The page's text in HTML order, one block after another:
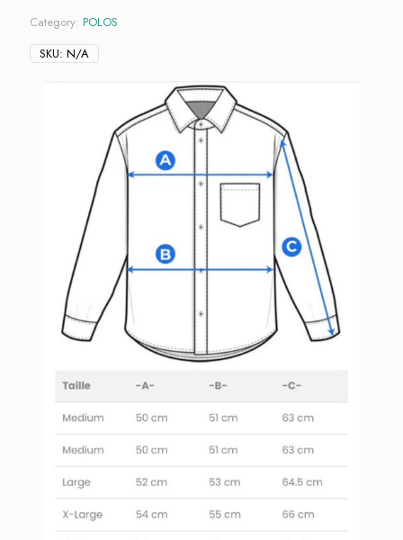
Category: POLOS
SKU: N/A